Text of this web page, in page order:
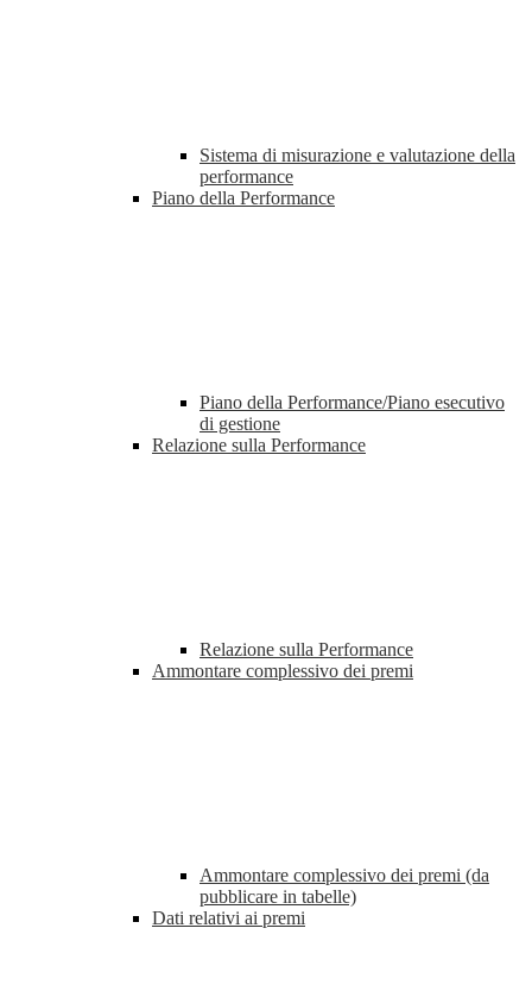
Sistema di misurazione e valutazione della
performance
Piano della Performance
Piano della Performance/Piano esecutivo
di gestione
Relazione sulla Performance
Relazione sulla Performance
Ammontare complessivo dei premi
Ammontare complessivo dei premi (da
pubblicare in tabelle)
Dati relativi ai premi